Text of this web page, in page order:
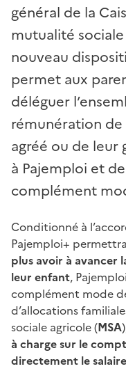
général de la
mutualité
nouveau
permet aux
déléguer
rémunération
agréé ou de leur
à Pajemploi et
complément
Conditionné à
Pajemploi+
plus avoir à avancer
leur enfant,
complément mode
d’allocations
sociale agricole (MSA
à charge sur le
directement le